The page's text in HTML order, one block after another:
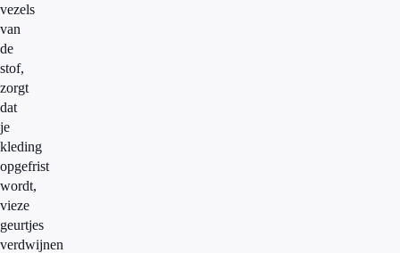
vezels
van
de
stof,
zorgt
dat
je
kleding
opgefrist
wordt,
vieze
geurtjes
verdwijnen